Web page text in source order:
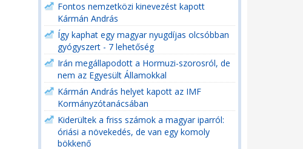
Fontos nemzetközi kinevezést kapott
Kármán András
Így kaphat egy magyar nyugdíjas olcsóbban
gyógyszert - 7 lehetőség
Irán megállapodott a Hormuzi-szorosról, de
nem az Egyesült Államokkal
Kármán András helyet kapott az IMF
Kormányzótanácsában
Kiderültek a friss számok a magyar iparról:
óriási a növekedés, de van egy komoly
bökkenő